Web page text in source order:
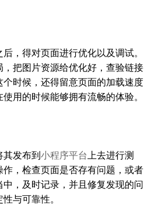
，得对页面进行优化以及调试。
把图片资源给优化好，查验链接
时候，还得留意页面的加载速度
用的时候能够拥有流畅的体验。
发布到 小程序平台 上去进行测
，检查页面是否存有问题，或者
，及时记录，并且修复发现的问
与可靠性。